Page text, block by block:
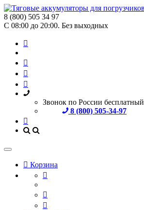
8 (800) 505 34 97
С 08:00 до 20:00. Без выходных
Звонок по России бесплатный
8 (800) 505-34-97
Корзина